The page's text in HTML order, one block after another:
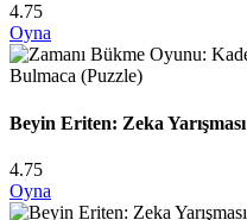
4.75
Oyna
Bulmaca (Puzzle)
Beyin Eriten: Zeka Yarışması
4.75
Oyna